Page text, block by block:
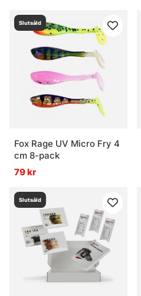
Slutsåld
Fox Rage UV Micro Fry 4
cm 8-pack
79 kr
Slutsåld